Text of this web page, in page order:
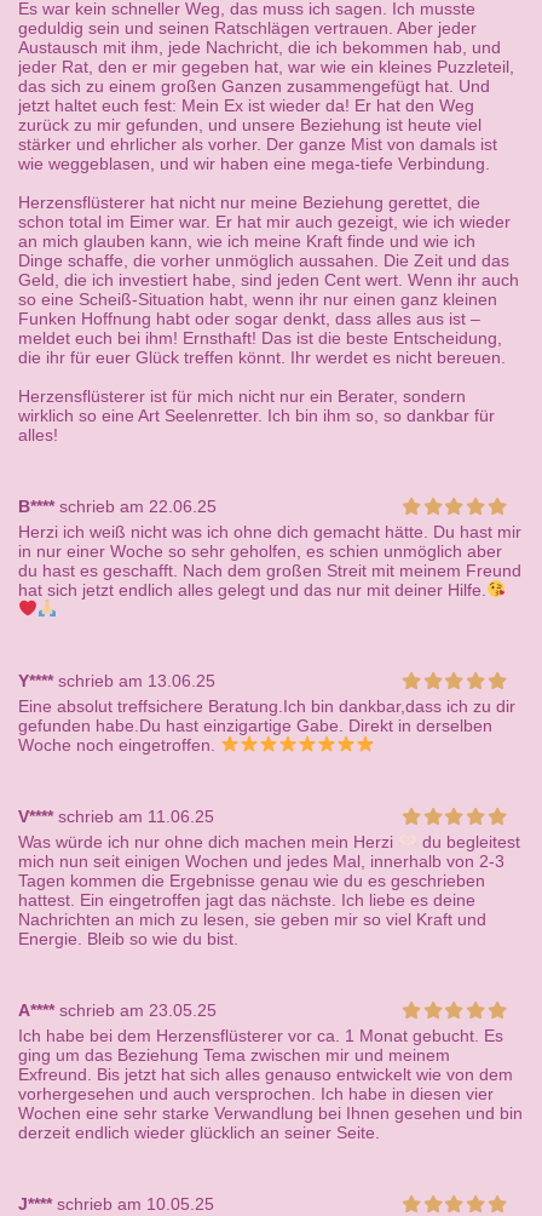
Es war kein schneller Weg, das muss ich sagen. Ich musste
geduldig sein und seinen Ratschlägen vertrauen. Aber jeder
Austausch mit ihm, jede Nachricht, die ich bekommen hab, und
jeder Rat, den er mir gegeben hat, war wie ein kleines Puzzleteil,
das sich zu einem großen Ganzen zusammengefügt hat. Und
jetzt haltet euch fest: Mein Ex ist wieder da! Er hat den Weg
zurück zu mir gefunden, und unsere Beziehung ist heute viel
stärker und ehrlicher als vorher. Der ganze Mist von damals ist
wie weggeblasen, und wir haben eine mega-tiefe Verbindung.
Herzensflüsterer hat nicht nur meine Beziehung gerettet, die
schon total im Eimer war. Er hat mir auch gezeigt, wie ich wieder
an mich glauben kann, wie ich meine Kraft finde und wie ich
Dinge schaffe, die vorher unmöglich aussahen. Die Zeit und das
Geld, die ich investiert habe, sind jeden Cent wert. Wenn ihr auch
so eine Scheiß-Situation habt, wenn ihr nur einen ganz kleinen
Funken Hoffnung habt oder sogar denkt, dass alles aus ist –
meldet euch bei ihm! Ernsthaft! Das ist die beste Entscheidung,
die ihr für euer Glück treffen könnt. Ihr werdet es nicht bereuen.
Herzensflüsterer ist für mich nicht nur ein Berater, sondern
wirklich so eine Art Seelenretter. Ich bin ihm so, so dankbar für
alles!
B****schrieb am 22.06.25
Herzi ich weiß nicht was ich ohne dich gemacht hätte. Du hast mir
in nur einer Woche so sehr geholfen, es schien unmöglich aber
du hast es geschafft. Nach dem großen Streit mit meinem Freund
hat sich jetzt endlich alles gelegt und das nur mit deiner Hilfe.
Y****schrieb am 13.06.25
Eine absolut treffsichere Beratung.Ich bin dankbar,dass ich zu dir
gefunden habe.Du hast einzigartige Gabe. Direkt in derselben
Woche noch eingetroffen.
V****schrieb am 11.06.25
Was würde ich nur ohne dich machen mein Herzi
du begleitest
mich nun seit einigen Wochen und jedes Mal, innerhalb von 2-3
Tagen kommen die Ergebnisse genau wie du es geschrieben
hattest. Ein eingetroffen jagt das nächste. Ich liebe es deine
Nachrichten an mich zu lesen, sie geben mir so viel Kraft und
Energie. Bleib so wie du bist.
A****schrieb am 23.05.25
Ich habe bei dem Herzensflüsterer vor ca. 1 Monat gebucht. Es
ging um das Beziehung Tema zwischen mir und meinem
Exfreund. Bis jetzt hat sich alles genauso entwickelt wie von dem
vorhergesehen und auch versprochen. Ich habe in diesen vier
Wochen eine sehr starke Verwandlung bei Ihnen gesehen und bin
derzeit endlich wieder glücklich an seiner Seite.
J****schrieb am 10.05.25